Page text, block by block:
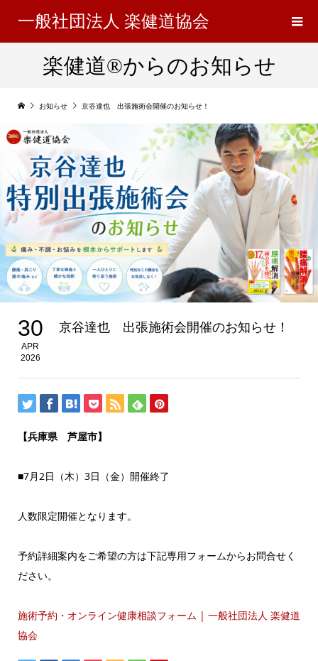
一般社団法人 楽健道協会
楽健道®からのお知らせ
お知らせ 京谷達也 出張施術会開催のお知らせ！
30
APR
2026
京谷達也 出張施術会開催のお知らせ！
【兵庫県 芦屋市】
■7月2日（木）3日（金）開催終了
人数限定開催となります。
予約詳細案内をご希望の方は下記専用フォームからお問合せく
ださい。
施術予約・オンライン健康相談フォーム | 一般社団法人 楽健道
協会